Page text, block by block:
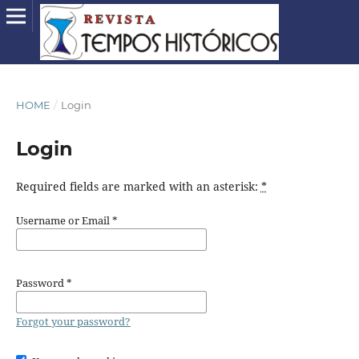
HOME / Login
Login
Required fields are marked with an asterisk: *
Username or Email*
Password*
Forgot your password?